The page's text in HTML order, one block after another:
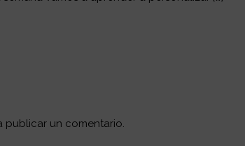
publicar un comentario.